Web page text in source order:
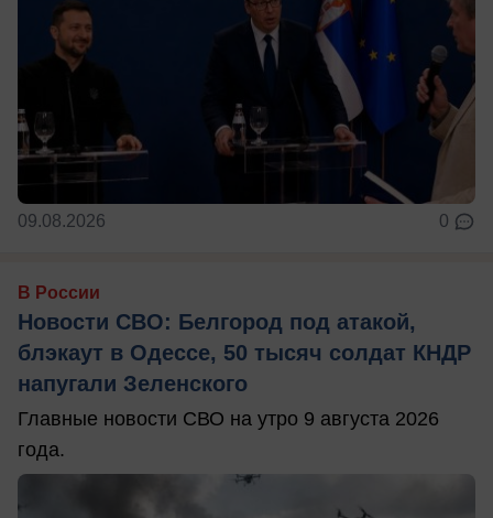
09.08.2026 0
В России
Новости СВО: Белгород под атакой,
блэкаут в Одессе, 50 тысяч солдат КНДР
напугали Зеленского
Главные новости СВО на утро 9 августа 2026
года.